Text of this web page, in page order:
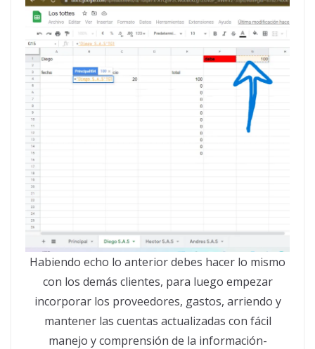
Habiendo echo lo anterior debes hacer lo mismo
con los demás clientes, para luego empezar
incorporar los proveedores, gastos, arriendo y
mantener las cuentas actualizadas con fácil
manejo y comprensión de la información-